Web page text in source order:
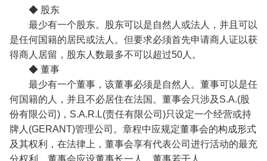
◆ 股东
最少有一个股东。股东可以是自然人或法人，并且可以
是任何国籍的居民或法人。但要求必须首先申请商人证以获
得商人居留，股东人数最多不可以超过50人。
◆ 董事
最少有一个董事，该董事必须是自然人。董事可以是任
何国籍的人，并且不必居住在法国。董事会只涉及S.A.(股
份有限公司)，S.A.R.L(责任有限公司)只设定一个经营或持
牌人(GERANT)管理公司。章程中应规定董事会的构成形式
及其权利，在法律上，董事会享有代表公司进行活动的最充
分权利。董事会应设董事长一人，董事若干人。